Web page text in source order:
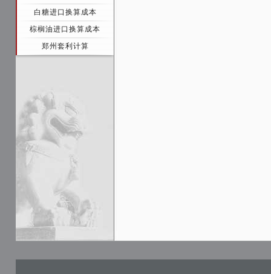
白糖进口换算成本
棕榈油进口换算成本
郑州套利计算